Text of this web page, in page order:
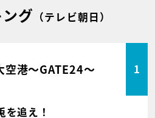
グ （テレビ朝日）
空港～GATE24～ 1
追え！